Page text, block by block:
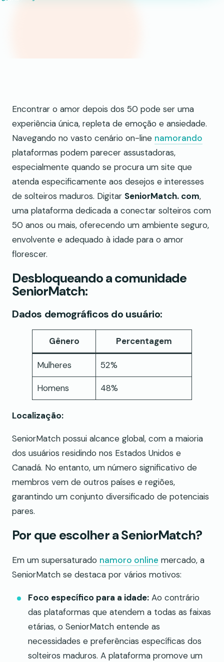
Encontrar o amor depois dos 50 pode ser uma
experiência única, repleta de emoção e ansiedade.
Navegando no vasto cenário on-line namorando
plataformas podem parecer assustadoras,
especialmente quando se procura um site que
atenda especificamente aos desejos e interesses
de solteiros maduros. Digitar SeniorMatch. com,
uma plataforma dedicada a conectar solteiros com
50 anos ou mais, oferecendo um ambiente seguro,
envolvente e adequado à idade para o amor
florescer.
Desbloqueando a comunidade
SeniorMatch:
Dados demográficos do usuário:
Gênero Percentagem
Mulheres 52%
Homens 48%
Localização:
SeniorMatch possui alcance global, com a maioria
dos usuários residindo nos Estados Unidos e
Canadá. No entanto, um número significativo de
membros vem de outros países e regiões,
garantindo um conjunto diversificado de potenciais
pares.
Por que escolher a SeniorMatch?
Em um supersaturado namoro online mercado, a
SeniorMatch se destaca por vários motivos:
Foco específico para a idade: Ao contrário
das plataformas que atendem a todas as faixas
etárias, o SeniorMatch entende as
necessidades e preferências específicas dos
solteiros maduros. A plataforma promove um